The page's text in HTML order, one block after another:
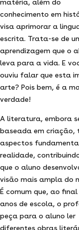
matéria, além do
conhecimento em
visa aprimorar a
escrita. Trata-se de
aprendizagem que o
leva para a vida. E
ouviu falar que esta
arte? Pois bem, é a
verdade!
A literatura, embora
baseada em criação,
aspectos
realidade,
que o aluno
visão mais ampla do
É comum que, ao final
anos de escola, o
peça para o aluno ler
diferentes obras